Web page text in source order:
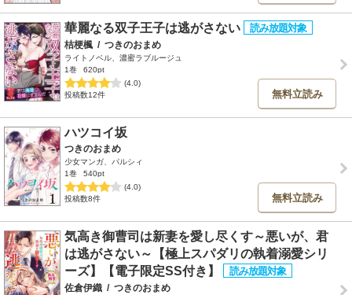
華麗なる双子王子は逃がさない
桔梗楓 / つきのおまめ
ライトノベル、濃蜜ラブルージュ
1巻
620pt
(4.0)
投稿数12件
無料立読み
ハツコイ坂
つきのおまめ
少女マンガ、パルシィ
1巻
540pt
(4.0)
投稿数8件
無料立読み
気高き御曹司は新妻を愛し尽くす～悪いが、君
は逃がさない～【極上スパダリの執着溺愛シリ
ーズ】【電子限定SS付き】
佐倉伊織 / つきのおまめ